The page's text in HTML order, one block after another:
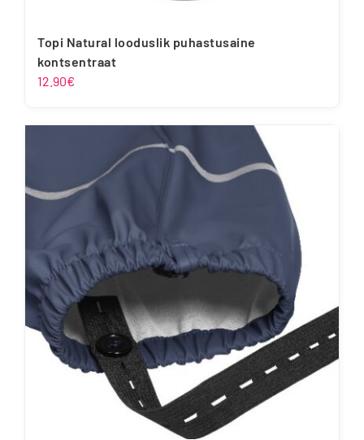
Topi Natural looduslik puhastusaine
kontsentraat
12.90€